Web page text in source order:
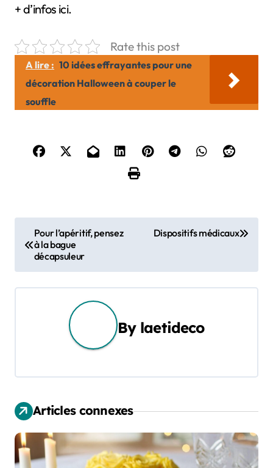
+ d’infos ici.
Rate this post
A lire : 10 idées effrayantes pour une
décoration Halloween à couper le
souffle
a
v
t
i
o
n
Pour l’apéritif, pensez
à la bague
décapsuleur
Dispositifs médicaux
By laetideco
Articles connexes